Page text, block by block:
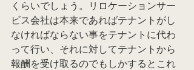
くらいでしょう。リロケーションサー
ビス会社は本来であればテナントがし
なければならない事をテナントに代わ
って行い、それに対してテナントから
報酬を受け取るのでもしかするとこれ